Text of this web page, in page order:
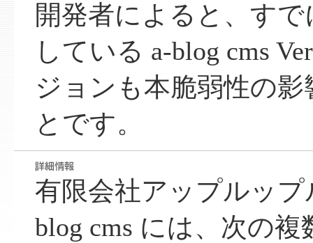
開発者によると、す
している a-blog cms
ジョンも本脆弱性の
とです。
有限会社アップルップ
blog cms には、次の